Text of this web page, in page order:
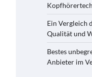
Ein Vergleich
Qualität und
Bestes
Anbieter im